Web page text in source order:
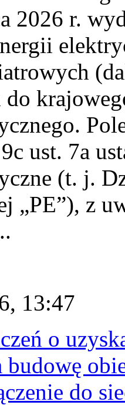
2026 r.
do
ust. 7a
(t. j.
„PE”), z
13:47
o
do